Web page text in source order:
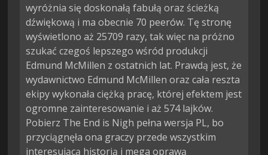
wyróżnia się doskonałą fabułą oraz ścieżką
dźwiękową i ma obecnie 70 peerów. Tę stronę
wyświetlono aż 25709 razy, tak więc na próżno
szukać czegoś lepszego wśród produkcji
Edmund McMillen z ostatnich lat. Prawdą jest, że
wydawnictwo Edmund McMillen oraz cała reszta
ekipy wykonała ciężką pracę, której efektem jest
ogromne zainteresowanie i aż 574 lajków.
Pobierz The End is Nigh pełna wersja PL, bo
przyciągnęła ona graczy przede wszystkim
interesującą historią i mega oprawą